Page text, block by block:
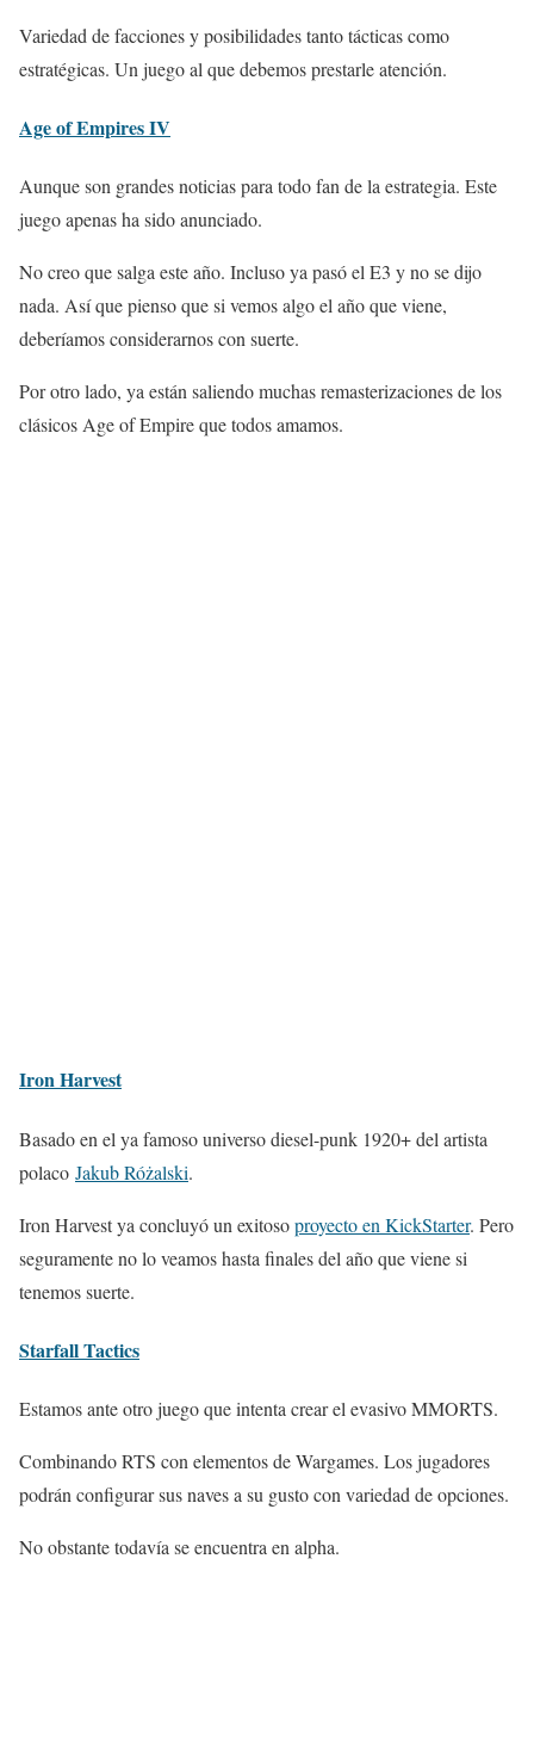
Variedad de facciones y posibilidades tanto tácticas como
estratégicas. Un juego al que debemos prestarle atención.
Age of Empires IV
Aunque son grandes noticias para todo fan de la estrategia. Este
juego apenas ha sido anunciado.
No creo que salga este año. Incluso ya pasó el E3 y no se dijo
nada. Así que pienso que si vemos algo el año que viene,
deberíamos considerarnos con suerte.
Por otro lado, ya están saliendo muchas remasterizaciones de los
clásicos Age of Empire que todos amamos.
Iron Harvest
Basado en el ya famoso universo diesel-punk 1920+ del artista
polaco Jakub Różalski.
Iron Harvest ya concluyó un exitosoproyecto en KickStarter. Pero
seguramente no lo veamos hasta finales del año que viene si
tenemos suerte.
Starfall Tactics
Estamos ante otro juego que intenta crear el evasivo MMORTS.
Combinando RTS con elementos de Wargames. Los jugadores
podrán configurar sus naves a su gusto con variedad de opciones.
No obstante todavía se encuentra en alpha.